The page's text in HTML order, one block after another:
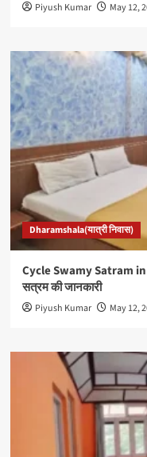
Piyush Kumar May 12,
Dharamshala(यात्री निवास)
Cycle Swamy Satram in
सत्रम की जानकारी
Piyush Kumar May 12,